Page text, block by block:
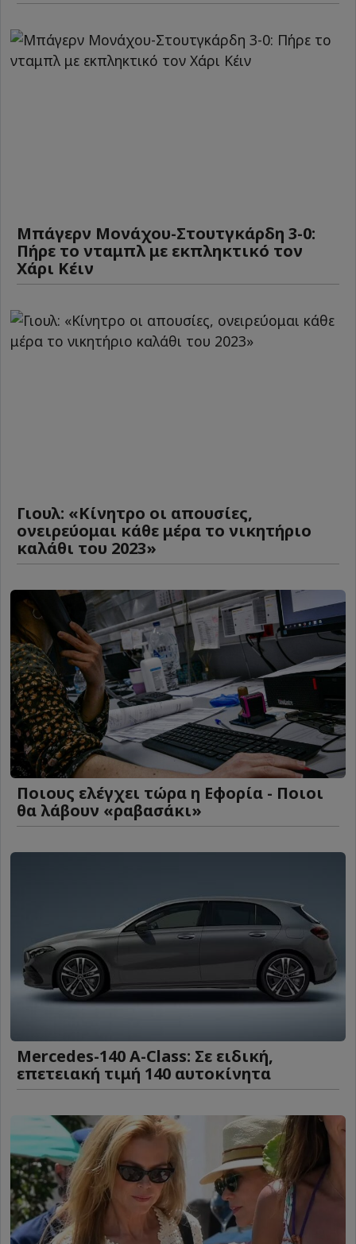
Μπάγερν Μονάχου-Στουτγκάρδη 3-0:
Πήρε το νταμπλ με εκπληκτικό τον
Χάρι Κέιν
Γιουλ: «Κίνητρο οι απουσίες,
ονειρεύομαι κάθε μέρα το νικητήριο
καλάθι του 2023»
Ποιους ελέγχει τώρα η Εφορία - Ποιοι
θα λάβουν «ραβασάκι»
Mercedes-140 A-Class: Σε ειδική,
επετειακή τιμή 140 αυτοκίνητα